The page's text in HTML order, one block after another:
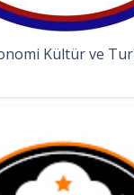
Kültür ve